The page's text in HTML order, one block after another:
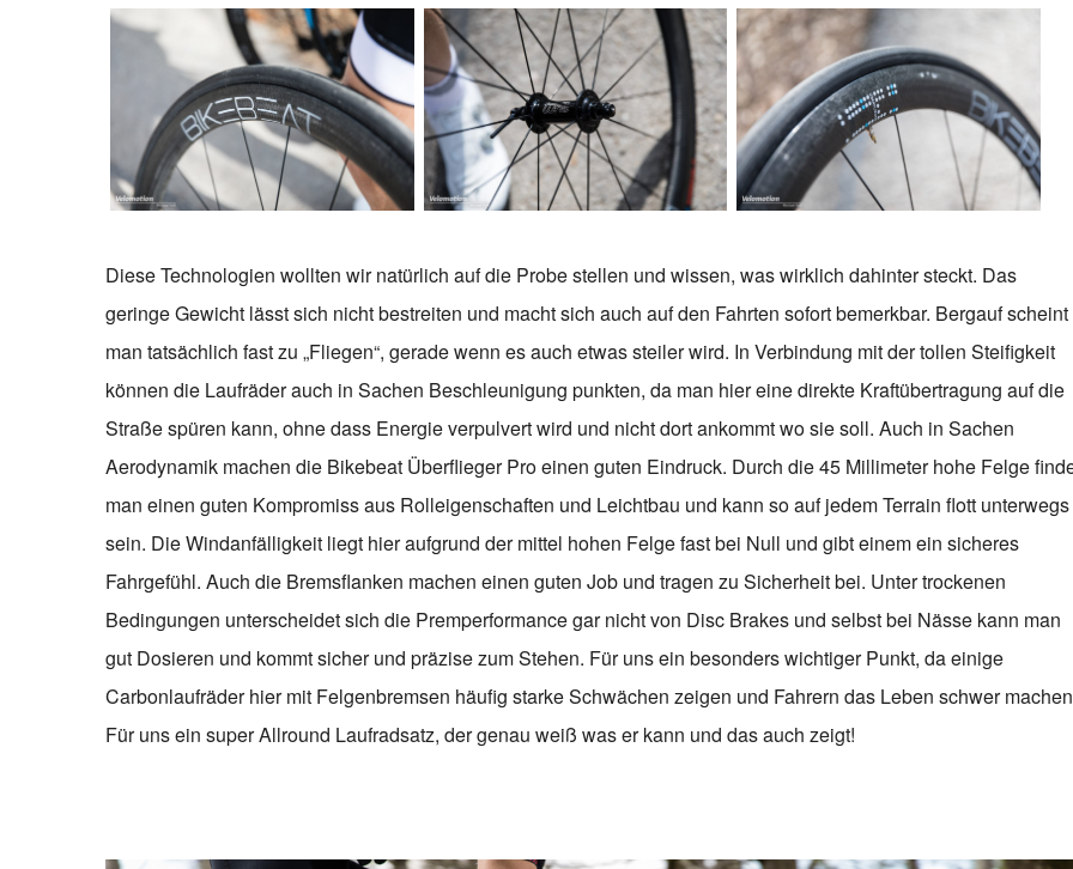
Diese Technologien wollten wir natürlich auf die Probe stellen und wissen, was wirklich dahinter steckt. Das
geringe Gewicht lässt sich nicht bestreiten und macht sich auch auf den Fahrten sofort bemerkbar. Bergauf scheint
man tatsächlich fast zu „Fliegen“, gerade wenn es auch etwas steiler wird. In Verbindung mit der tollen Steifigkeit
können die Laufräder auch in Sachen Beschleunigung punkten, da man hier eine direkte Kraftübertragung auf die
Straße spüren kann, ohne dass Energie verpulvert wird und nicht dort ankommt wo sie soll. Auch in Sachen
Aerodynamik machen die Bikebeat Überflieger Pro einen guten Eindruck. Durch die 45 Millimeter hohe Felge
man einen guten Kompromiss aus Rolleigenschaften und Leichtbau und kann so auf jedem Terrain flott unterwegs
sein. Die Windanfälligkeit liegt hier aufgrund der mittel hohen Felge fast bei Null und gibt einem ein sicheres
Fahrgefühl. Auch die Bremsflanken machen einen guten Job und tragen zu Sicherheit bei. Unter trockenen
Bedingungen unterscheidet sich die Premperformance gar nicht von Disc Brakes und selbst bei Nässe kann man
gut Dosieren und kommt sicher und präzise zum Stehen. Für uns ein besonders wichtiger Punkt, da einige
Carbonlaufräder hier mit Felgenbremsen häufig starke Schwächen zeigen und Fahrern das Leben schwer
Für uns ein super Allround Laufradsatz, der genau weiß was er kann und das auch zeigt!